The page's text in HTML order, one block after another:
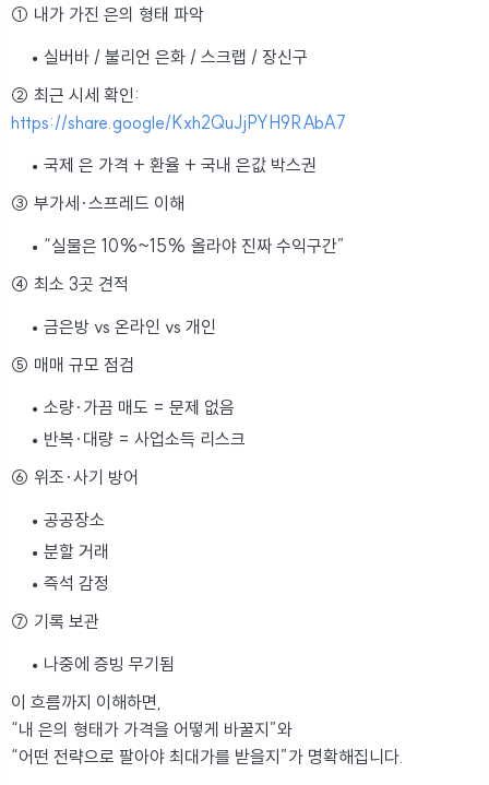
① 내가 가진 은의 형태 파악
실버바 / 불리언 은화 / 스크랩 / 장신구
② 최근 시세 확인:
https://share.google/Kxh2QuJjPYH9RAbA7
국제 은 가격 + 환율 + 국내 은값 박스권
③ 부가세·스프레드 이해
“실물은 10%~15% 올라야 진짜 수익구간”
④ 최소 3곳 견적
금은방 vs 온라인 vs 개인
⑤ 매매 규모 점검
소량·가끔 매도 = 문제 없음
반복·대량 = 사업소득 리스크
⑥ 위조·사기 방어
공공장소
분할 거래
즉석 감정
⑦ 기록 보관
나중에 증빙 무기됨
이 흐름까지 이해하면,
“내 은의 형태가 가격을 어떻게 바꿀지”와
“어떤 전략으로 팔아야 최대가를 받을지”가 명확해집니다.